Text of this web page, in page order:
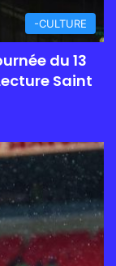
-CULTURE
du 13
Saint